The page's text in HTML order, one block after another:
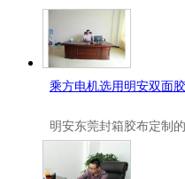
乘方电机选用明安双面胶
明安东莞封箱胶布定制
是可以定做的，不仅如